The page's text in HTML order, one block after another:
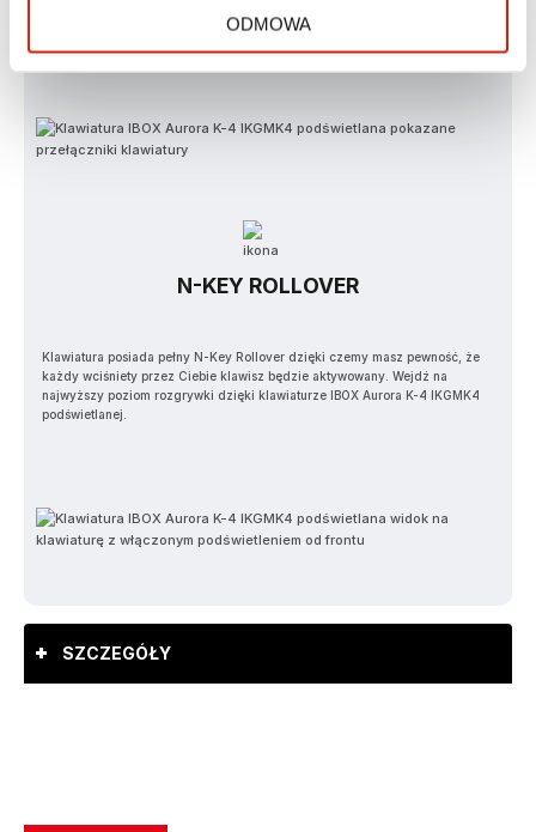
ODMOWA
N-KEY ROLLOVER
Klawiatura posiada pełny N-Key Rollover dzięki czemy masz pewność, że
każdy wciśniety przez Ciebie klawisz będzie aktywowany. Wejdź na
najwyższy poziom rozgrywki dzięki klawiaturze IBOX Aurora K-4 IKGMK4
podświetlanej.
SZCZEGÓŁY